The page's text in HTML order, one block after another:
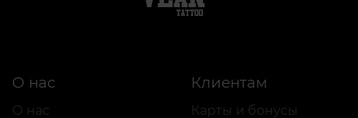
О нас
О нас
Клиентам
Карты и бонусы